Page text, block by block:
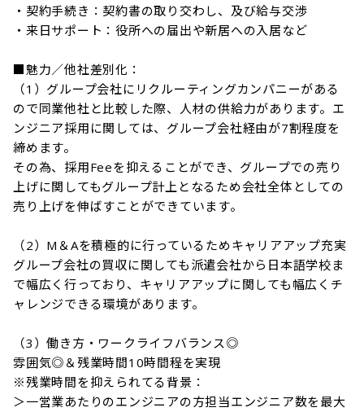
・契約手続き：契約書の取り交わし、及び給与交渉
・来日サポート：役所への届出や新居への入居など
■魅力／他社差別化：
（1）グループ会社にリクルーティングカンパニーがある
ので同業他社と比較した際、人材の供給力があります。エ
ンジニア採用に関しては、グループ会社経由が7割程度を
締めます。
その為、採用Feeを抑えることができ、グループでの売り
上げに関してもグループ計上となるため会社全体としての
売り上げを伸ばすことができています。
（2）M＆Aを積極的に行っているためキャリアアップ充実
グループ会社の買収に関しても派遣会社から日本語学校ま
で幅広く行っており、キャリアアップに関しても幅広くチ
ャレンジできる環境があります。
（3）働き方・ワークライフバランス◎
雰囲気◎＆残業時間10時間程を実現
※残業時間を抑えられてる背景：
＞一営業あたりのエンジニアの方担当エンジニア数を最大